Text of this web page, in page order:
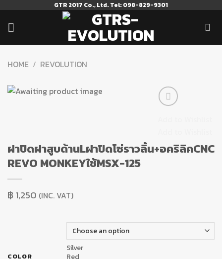
content
GTR 2017 Co., Ltd. Tel: 098-829-9301
HOME / REVOLUTION
ฝาปิดฝาสูบด้านLฝาปิดโซ่ราวลิ้น+อคริลิคCNC
REVO MONKEYใช้MSX-125
฿ 1,250 (INC. VAT)
COLOR
Silver
Red